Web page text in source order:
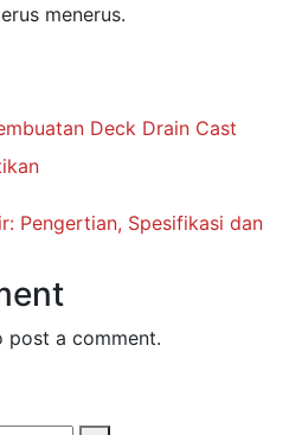
menerus.
Deck Drain Cast
Pengertian, Spesifikasi dan
post a comment.